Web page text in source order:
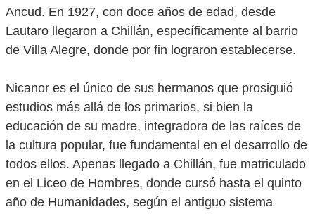
Ancud. En 1927, con doce años de edad, desde
Lautaro llegaron a Chillán, específicamente al barrio
de Villa Alegre, donde por fin lograron establecerse.
Nicanor es el único de sus hermanos que prosiguió
estudios más allá de los primarios, si bien la
educación de su madre, integradora de las raíces de
la cultura popular, fue fundamental en el desarrollo de
todos ellos. Apenas llegado a Chillán, fue matriculado
en el Liceo de Hombres, donde cursó hasta el quinto
año de Humanidades, según el antiguo sistema